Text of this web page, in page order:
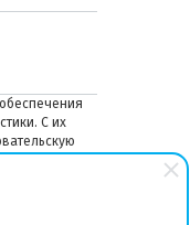
С их
и делаем
на
ваших